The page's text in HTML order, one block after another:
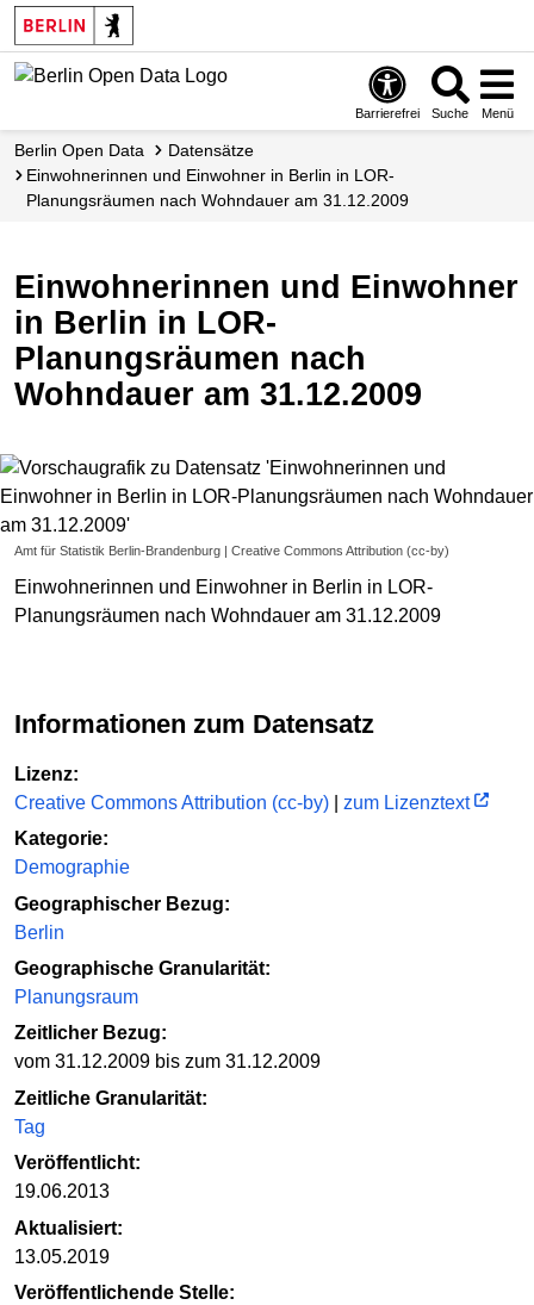
Skip
to
main
Barrierefrei Suche Menü
Berlin Open Data
Datensätze
Einwohnerinnen und Einwohner in Berlin in LOR-
Planungsräumen nach Wohndauer am 31.12.2009
Einwohnerinnen und Einwohner
in Berlin in LOR-
Planungsräumen nach
Wohndauer am 31.12.2009
Amt für Statistik Berlin-Brandenburg | Creative Commons Attribution (cc-by)
Einwohnerinnen und Einwohner in Berlin in LOR-
Planungsräumen nach Wohndauer am 31.12.2009
Informationen zum Datensatz
Lizenz:
Creative Commons Attribution (cc-by)
zum Lizenztext
Kategorie:
Demographie
Geographischer Bezug:
Berlin
Geographische Granularität:
Planungsraum
Zeitlicher Bezug:
vom 31.12.2009 bis zum 31.12.2009
Zeitliche Granularität:
Tag
Veröffentlicht:
19.06.2013
Aktualisiert:
13.05.2019
Veröffentlichende Stelle: